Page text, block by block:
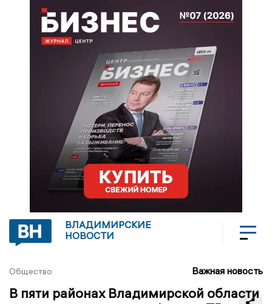
ВЛАДИМИРСКИЕ
НОВОСТИ
Общество Важная новость
В пяти районах Владимирской области